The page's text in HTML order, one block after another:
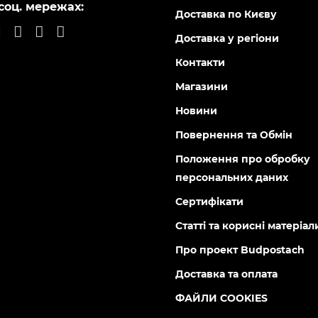
Сковорода GT-2105-24
0
Інформація